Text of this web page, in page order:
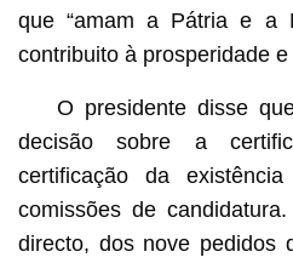
que “amam a Pátria e a
contribuito à prosperidade
O presidente disse
decisão sobre a
certificação da
comissões de
directo, dos nove pedidos